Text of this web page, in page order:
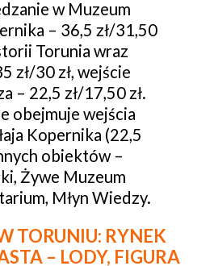
w Muzeum
– 36,5 zł/31,50
Torunia wraz
zł/30 zł, wejście
– 22,5 zł/17,50 zł.
obejmuje wejścia
Kopernika (22,5
obiektów –
Żywe Muzeum
Młyn Wiedzy.
TORUNIU: RYNEK
– LODY, FIGURA